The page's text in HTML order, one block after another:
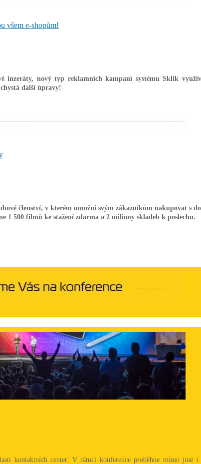
všem e-shopům!
inzeráty, nový typ reklamních kampaní systému Sklik
další úpravy!
členství, v kterém umožní svým zákazníkům nakupovat s
1 500 filmů ke stažení zdarma a 2 miliony skladeb k poslechu.
kontaktních center. V rámci konference proběhne mimo jiné